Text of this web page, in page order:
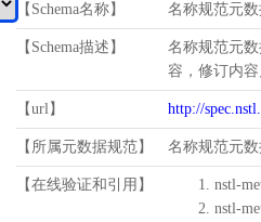
【Schema名称】 名称规范元数
【Schema描述】
名称规范元
容，修订内容
【url】 http://
【所属元数据规范】 名称规范元
【在线验证和引用】
1. nstl-
2. nstl-